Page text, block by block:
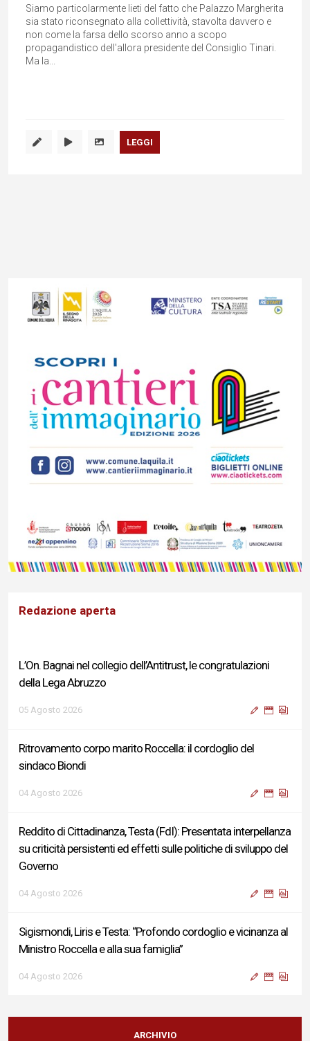
Siamo particolarmente lieti del fatto che Palazzo Margherita
sia stato riconsegnato alla collettività, stavolta davvero e
non come la farsa dello scorso anno a scopo
propagandistico dell'allora presidente del Consiglio Tinari.
Ma la...
LEGGI
Redazione aperta
L’On. Bagnai nel collegio dell’Antitrust, le congratulazioni
della Lega Abruzzo
05 Agosto 2026
Ritrovamento corpo marito Roccella: il cordoglio del
sindaco Biondi
04 Agosto 2026
Reddito di Cittadinanza, Testa (FdI): Presentata interpellanza
su criticità persistenti ed effetti sulle politiche di sviluppo del
Governo
04 Agosto 2026
Sigismondi, Liris e Testa: “Profondo cordoglio e vicinanza al
Ministro Roccella e alla sua famiglia”
04 Agosto 2026
Terminal bus "Lorenzo Natali": modifiche temporanee alla
viabilità per il completamento dei lavori di riqualificazione
ARCHIVIO